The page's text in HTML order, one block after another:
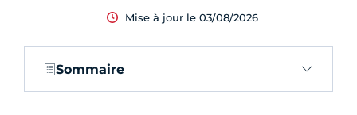
Mise à jour le 03/08/2026
Sommaire